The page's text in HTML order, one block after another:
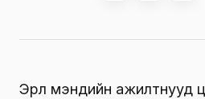
Эрүүл мэндийн ажилтнууд